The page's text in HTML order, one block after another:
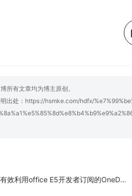
所有文章均为博主原创。
出处： https://hsmke.com/hdfx/
效利用office E5开发者订阅的OneDrive